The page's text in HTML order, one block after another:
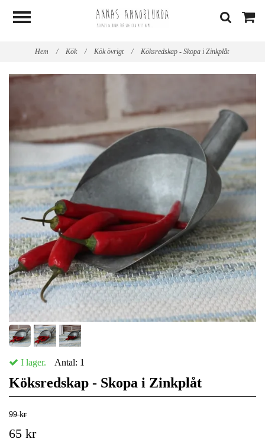
Hem / Kök / Kök övrigt / Köksredskap - Skopa i Zinkplåt
I lager. Antal: 1
Köksredskap - Skopa i Zinkplåt
99 kr
65 kr